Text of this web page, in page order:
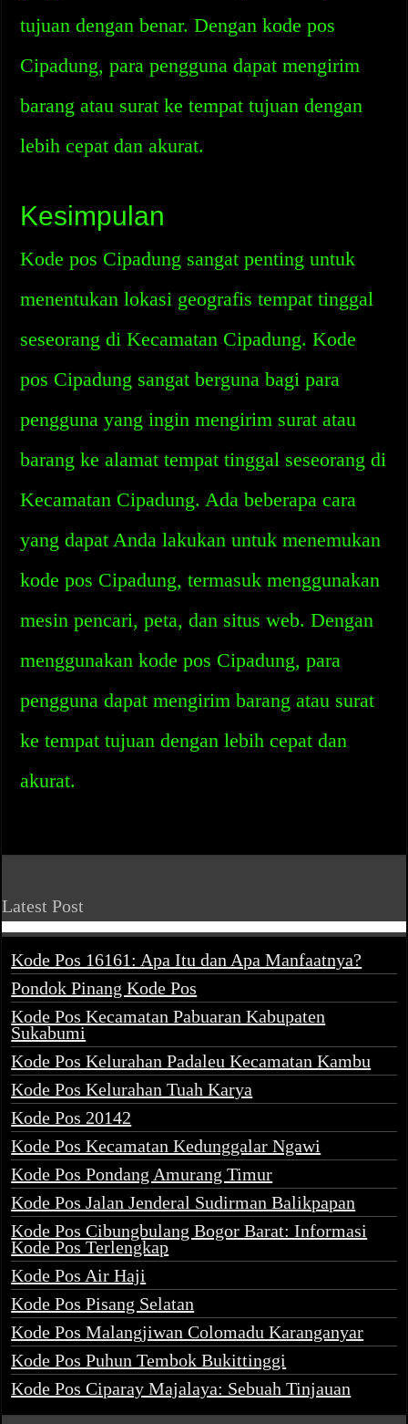
tujuan dengan benar. Dengan kode pos
Cipadung, para pengguna dapat mengirim
barang atau surat ke tempat tujuan dengan
lebih cepat dan akurat.
Kesimpulan
Kode pos Cipadung sangat penting untuk
menentukan lokasi geografis tempat tinggal
seseorang di Kecamatan Cipadung. Kode
pos Cipadung sangat berguna bagi para
pengguna yang ingin mengirim surat atau
barang ke alamat tempat tinggal seseorang di
Kecamatan Cipadung. Ada beberapa cara
yang dapat Anda lakukan untuk menemukan
kode pos Cipadung, termasuk menggunakan
mesin pencari, peta, dan situs web. Dengan
menggunakan kode pos Cipadung, para
pengguna dapat mengirim barang atau surat
ke tempat tujuan dengan lebih cepat dan
akurat.
Latest Post
Kode Pos 16161: Apa Itu dan Apa Manfaatnya?
Pondok Pinang Kode Pos
Kode Pos Kecamatan Pabuaran Kabupaten
Sukabumi
Kode Pos Kelurahan Padaleu Kecamatan Kambu
Kode Pos Kelurahan Tuah Karya
Kode Pos 20142
Kode Pos Kecamatan Kedunggalar Ngawi
Kode Pos Pondang Amurang Timur
Kode Pos Jalan Jenderal Sudirman Balikpapan
Kode Pos Cibungbulang Bogor Barat: Informasi
Kode Pos Terlengkap
Kode Pos Air Haji
Kode Pos Pisang Selatan
Kode Pos Malangjiwan Colomadu Karanganyar
Kode Pos Puhun Tembok Bukittinggi
Kode Pos Ciparay Majalaya: Sebuah Tinjauan